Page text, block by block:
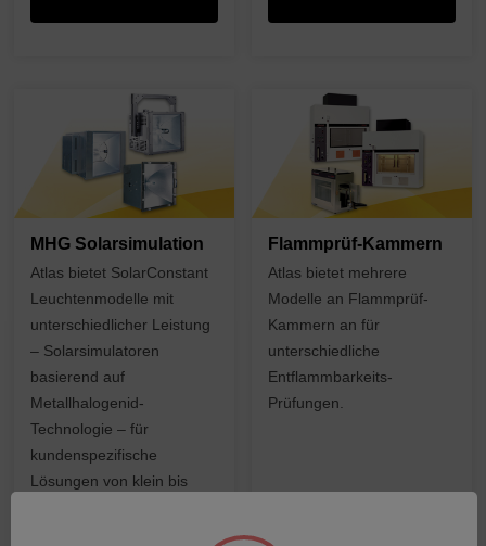
MHG Solarsimulation
Atlas bietet SolarConstant
Leuchtenmodelle mit
unterschiedlicher Leistung
– Solarsimulatoren
basierend auf
Metallhalogenid-
Technologie – für
kundenspezifische
Lösungen von klein bis
Flammprüf-Kammern
Atlas bietet mehrere
Modelle an Flammprüf-
Kammern an für
unterschiedliche
Entflammbarkeits-
Prüfungen.